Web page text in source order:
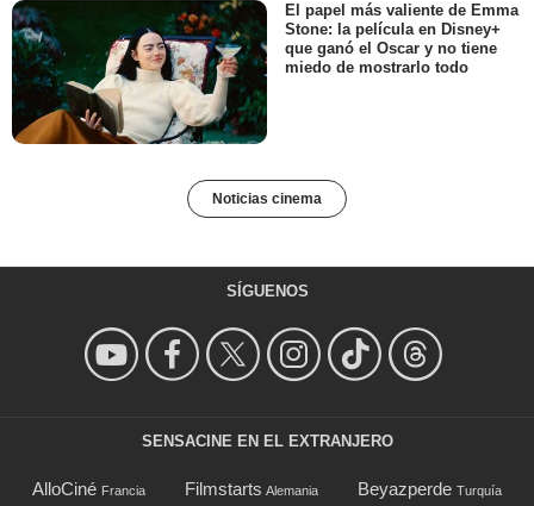
El papel más valiente de Emma
Stone: la película en Disney+
que ganó el Oscar y no tiene
miedo de mostrarlo todo
Noticias cinema
SÍGUENOS
SENSACINE EN EL EXTRANJERO
AlloCiné Francia Filmstarts Alemania Beyazperde Turquía